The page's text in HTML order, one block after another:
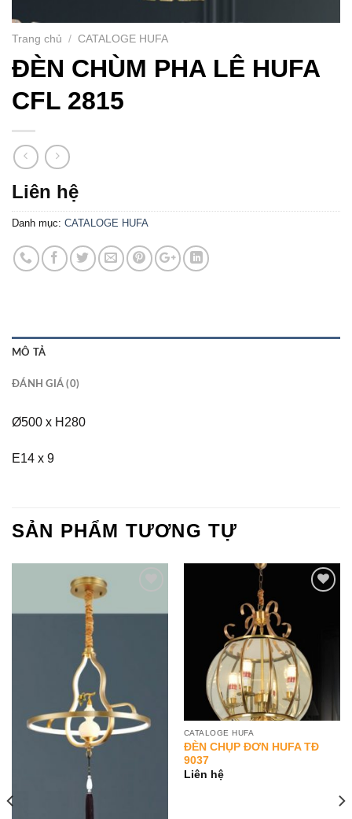
Trang chủ / CATALOGE HUFA
ĐÈN CHÙM PHA LÊ HUFA
CFL 2815
Liên hệ
Danh mục: CATALOGE HUFA
MÔ TẢ
ĐÁNH GIÁ (0)
Ø500 x H280
E14 x 9
SẢN PHẨM TƯƠNG TỰ
Wishlist
CATALOGE HUFA
ĐÈN CHỤP ĐƠN HUFA TĐ
9037
Liên hệ